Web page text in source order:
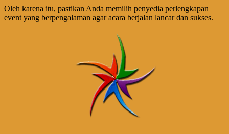
Oleh karena itu, pastikan Anda memilih penyedia perlengkapan
event yang berpengalaman agar acara berjalan lancar dan sukses.